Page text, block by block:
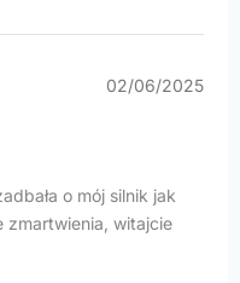
02/06/2025
o mój silnik jak
zmartwienia, witajcie